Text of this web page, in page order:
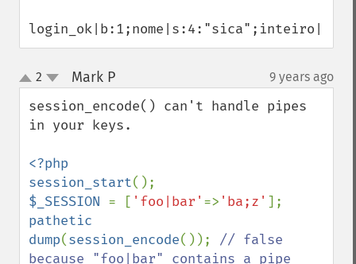
up
down
2 Mark P¶ 9 years ago
session_encode() can't handle pipes
in your keys.
<?php
session_start
$_SESSION = [ 'foo|bar' => 'ba;z'
pathetic
dump(session_encode()); // false